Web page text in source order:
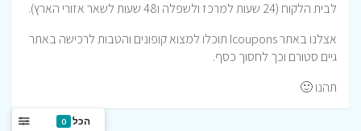
לבית הלקוח (24 שעות למרכז ולשפלה ו48 שעות לשאר אזורי הארץ).
אצלנו באתר Icoupons תוכלו למצוא קופונים והטבות לרכישה באתר
גיים סטורם וכך לחסוך כסף.
תהנו 🙂
הכל 0